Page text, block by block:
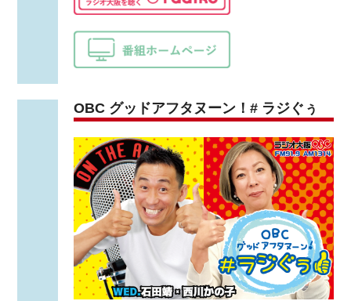
OBC グッドアフタヌーン！# ラジぐぅ